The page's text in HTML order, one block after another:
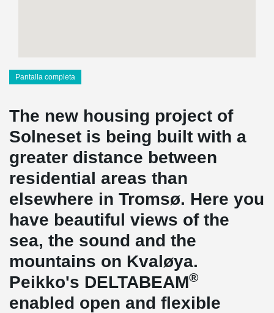
Pantalla completa
The new housing project of
Solneset is being built with a
greater distance between
residential areas than
elsewhere in Tromsø. Here you
have beautiful views of the
sea, the sound and the
mountains on Kvaløya.
Peikko's DELTABEAM®
enabled open and flexible